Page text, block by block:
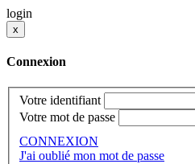
login
x
Connexion
Votre identifiant
Votre mot de passe
CONNEXION
J'ai oublié mon mot de passe